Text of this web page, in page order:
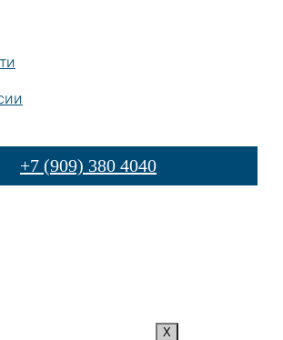
+7 (909) 380 4040
X